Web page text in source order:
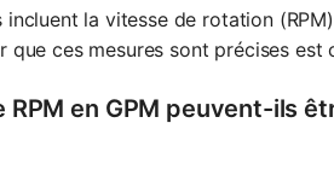
incluent la vitesse de rotation
que ces mesures sont précises
RPM en GPM peuvent-ils